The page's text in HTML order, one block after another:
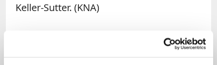
Keller-Sutter. (KNA)